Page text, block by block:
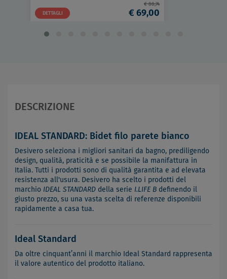
DETTAGLI
€ 88,74
€ 69,00
DESCRIZIONE
IDEAL STANDARD: Bidet filo parete bianco
Desivero seleziona i migliori sanitari da bagno, prediligendo
design, qualità, praticità e se possibile la manifattura in
Italia. Tutti i prodotti sono di qualità garantita e ad elevata
resistenza all'usura. Desivero ha scelto i prodotti del
marchio IDEAL STANDARD della serie I.LIFE B definendo il
giusto prezzo, su una vasta scelta di referenze disponibili
rapidamente a casa tua.
Ideal Standard
Da oltre cinquant’anni il marchio Ideal Standard rappresenta
il valore autentico del prodotto italiano.